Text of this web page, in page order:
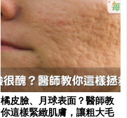
橘皮臉、月球表面？醫師教
你這樣緊緻肌膚，讓粗大毛